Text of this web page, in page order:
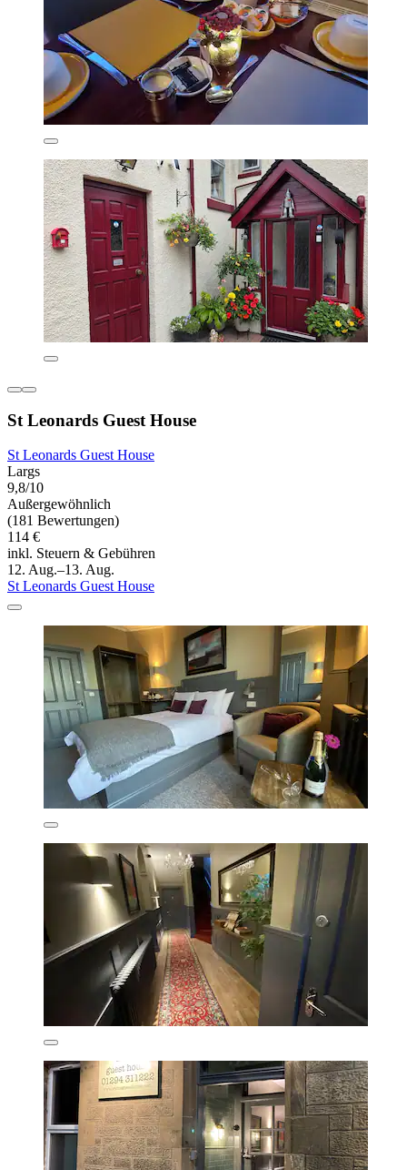
St Leonards Guest House
St Leonards Guest House
Largs
9,8/10
Außergewöhnlich
(181 Bewertungen)
114 €
inkl. Steuern & Gebühren
12. Aug.–13. Aug.
St Leonards Guest House